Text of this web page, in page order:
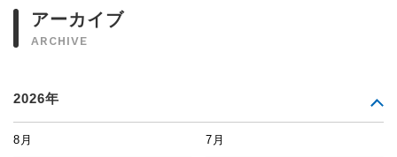
アーカイブ
ARCHIVE
2026年
8月 7月